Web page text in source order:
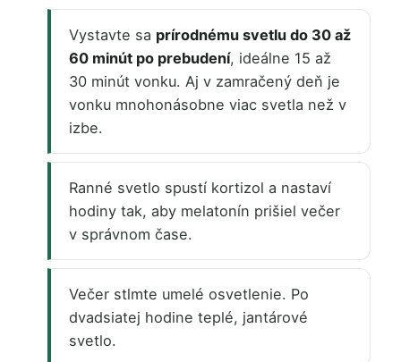
Vystavte sa prírodnému svetlu do 30 až
60 minút po prebudení, ideálne 15 až
30 minút vonku. Aj v zamračený deň je
vonku mnohonásobne viac svetla než v
izbe.
Ranné svetlo spustí kortizol a nastaví
hodiny tak, aby melatonín prišiel večer
v správnom čase.
Večer stlmte umelé osvetlenie. Po
dvadsiatej hodine teplé, jantárové
svetlo.